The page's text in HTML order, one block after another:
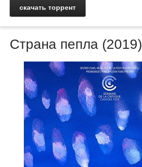
скачать торрент
Страна пепла (2019)